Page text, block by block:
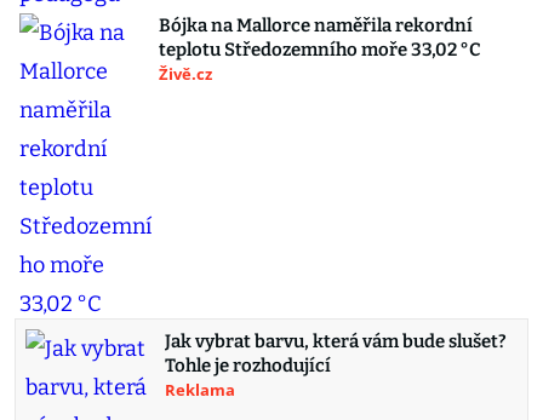
Bójka na Mallorce naměřila rekordní
teplotu Středozemního moře 33,02 °C
Živě.cz
Jak vybrat barvu, která vám bude slušet?
Tohle je rozhodující
Reklama